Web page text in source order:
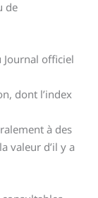
de
officiel
dont l’index
à des
valeur d’il y a